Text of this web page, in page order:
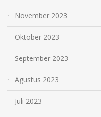
November 2023
Oktober 2023
September 2023
Agustus 2023
Juli 2023